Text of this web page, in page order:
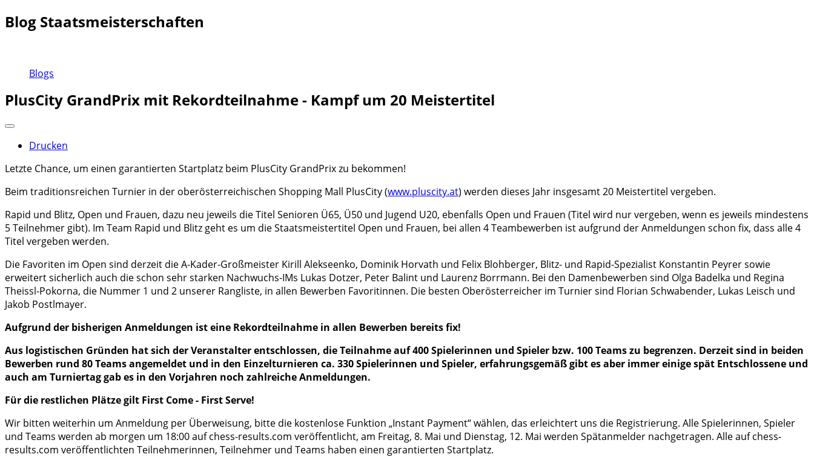
Blog Staatsmeisterschaften
Blogs
PlusCity GrandPrix mit Rekordteilnahme - Kampf um 20 Meistertitel
Drucken
Letzte Chance, um einen garantierten Startplatz beim PlusCity GrandPrix zu bekommen!
Beim traditionsreichen Turnier in der oberösterreichischen Shopping Mall PlusCity (www.pluscity.at) werden dieses Jahr insgesamt 20 Meistertitel vergeben.
Rapid und Blitz, Open und Frauen, dazu neu jeweils die Titel Senioren Ü65, Ü50 und Jugend U20, ebenfalls Open und Frauen (Titel wird nur vergeben, wenn es jeweils mindestens
5 Teilnehmer gibt). Im Team Rapid und Blitz geht es um die Staatsmeistertitel Open und Frauen, bei allen 4 Teambewerben ist aufgrund der Anmeldungen schon fix, dass alle 4
Titel vergeben werden.
Die Favoriten im Open sind derzeit die A-Kader-Großmeister Kirill Alekseenko, Dominik Horvath und Felix Blohberger, Blitz- und Rapid-Spezialist Konstantin Peyrer sowie
erweitert sicherlich auch die schon sehr starken Nachwuchs-IMs Lukas Dotzer, Peter Balint und Laurenz Borrmann. Bei den Damenbewerben sind Olga Badelka und Regina
Theissl-Pokorna, die Nummer 1 und 2 unserer Rangliste, in allen Bewerben Favoritinnen. Die besten Oberösterreicher im Turnier sind Florian Schwabender, Lukas Leisch und
Jakob Postlmayer.
Aufgrund der bisherigen Anmeldungen ist eine Rekordteilnahme in allen Bewerben bereits fix!
Aus logistischen Gründen hat sich der Veranstalter entschlossen, die Teilnahme auf 400 Spielerinnen und Spieler bzw. 100 Teams zu begrenzen. Derzeit sind in beiden
Bewerben rund 80 Teams angemeldet und in den Einzelturnieren ca. 330 Spielerinnen und Spieler, erfahrungsgemäß gibt es aber immer einige spät Entschlossene und
auch am Turniertag gab es in den Vorjahren noch zahlreiche Anmeldungen.
Für die restlichen Plätze gilt First Come - First Serve!
Wir bitten weiterhin um Anmeldung per Überweisung, bitte die kostenlose Funktion „Instant Payment“ wählen, das erleichtert uns die Registrierung. Alle Spielerinnen, Spieler
und Teams werden ab morgen um 18:00 auf chess-results.com veröffentlicht, am Freitag, 8. Mai und Dienstag, 12. Mai werden Spätanmelder nachgetragen. Alle auf chess-
results.com veröffentlichten Teilnehmerinnen, Teilnehmer und Teams haben einen garantierten Startplatz.